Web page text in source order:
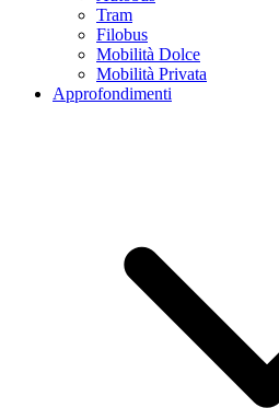
Tram
Filobus
Mobilità Dolce
Mobilità Privata
Approfondimenti